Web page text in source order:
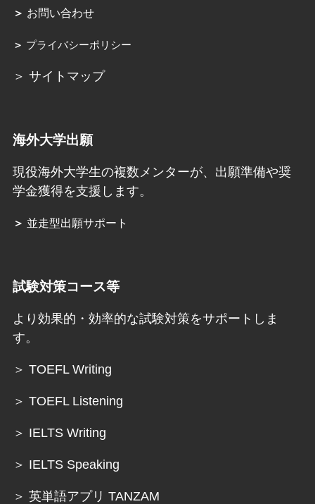
＞ お問い合わせ
＞ プライバシーポリシー
＞ サイトマップ
海外大学出願
現役海外大学生の複数メンターが、出願準備や奨
学金獲得を支援します。
＞ 並走型出願サポート
試験対策コース等
より効果的・効率的な試験対策をサポートしま
す。
＞ TOEFL Writing
＞ TOEFL Listening
＞ IELTS Writing
＞ IELTS Speaking
＞ 英単語アプリ TANZAM